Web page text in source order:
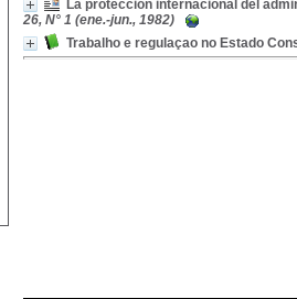
La protección internacional del
26, N° 1 (ene.-jun., 1982)
Trabalho e regulaçao no Estado